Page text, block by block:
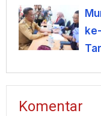
Komentar